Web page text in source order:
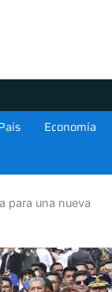
Economía
para una nueva